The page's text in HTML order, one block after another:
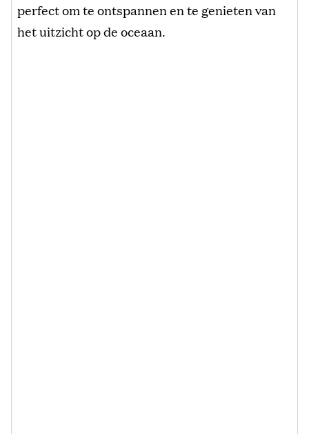
perfect om te ontspannen en te genieten van
het uitzicht op de oceaan.